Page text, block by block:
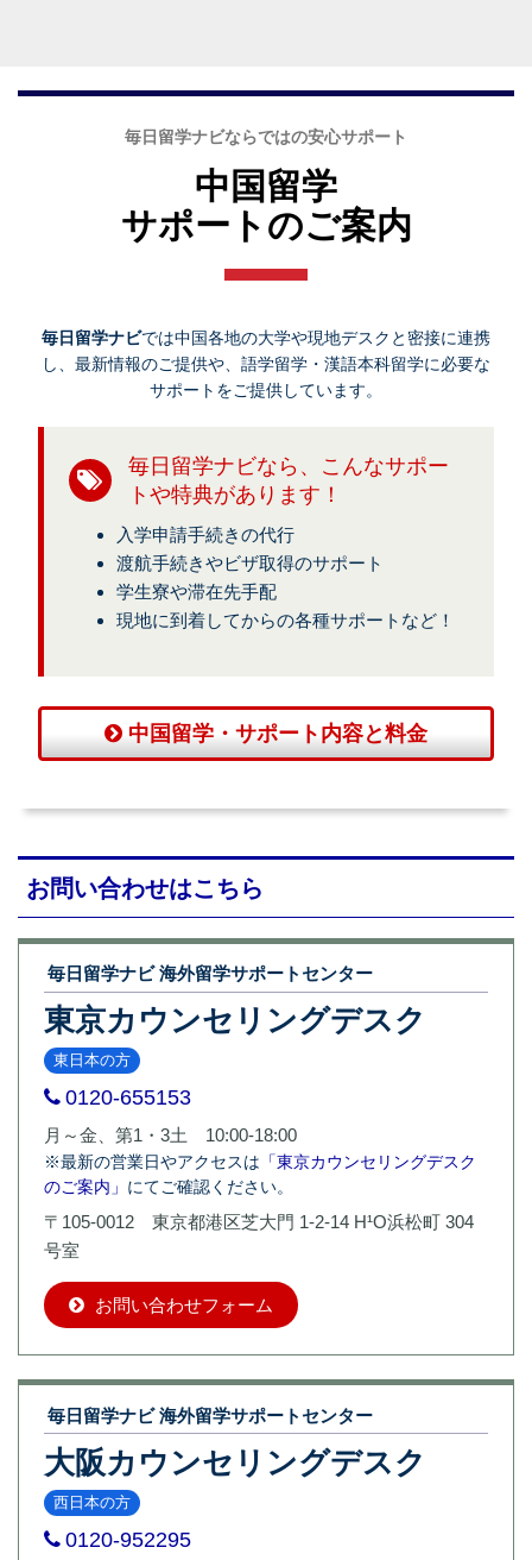
毎日留学ナビならではの安心サポート
中国留学
サポートのご案内
毎日留学ナビでは中国各地の大学や現地デスクと密接に連携
し、最新情報のご提供や、語学留学・漢語本科留学に必要な
サポートをご提供しています。
毎日留学ナビなら、こんなサポー
トや特典があります！
入学申請手続きの代行
渡航手続きやビザ取得のサポート
学生寮や滞在先手配
現地に到着してからの各種サポートなど！
中国留学・サポート内容と料金
お問い合わせはこちら
毎日留学ナビ 海外留学サポートセンター
東京カウンセリングデスク
東日本の方
0120-655153
月～金、第1・3土 10:00-18:00
※最新の営業日やアクセスは 「東京カウンセリングデスク
のご案内」 にてご確認ください。
〒105-0012 東京都港区芝大門 1-2-14 H¹O浜松町 304
号室
お問い合わせフォーム
毎日留学ナビ 海外留学サポートセンター
大阪カウンセリングデスク
西日本の方
0120-952295